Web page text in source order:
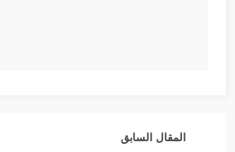
المقال السابق